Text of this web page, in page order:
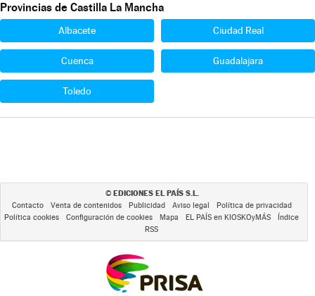
Provincias de Castilla La Mancha
Albacete Ciudad Real
Cuenca Guadalajara
Toledo
© EDICIONES EL PAÍS S.L.
Contacto Venta de contenidos Publicidad Aviso legal
Política de privacidad
Política cookies
Configuración de cookies Mapa EL PAÍS en KIOSKOyMÁS
Índice
RSS